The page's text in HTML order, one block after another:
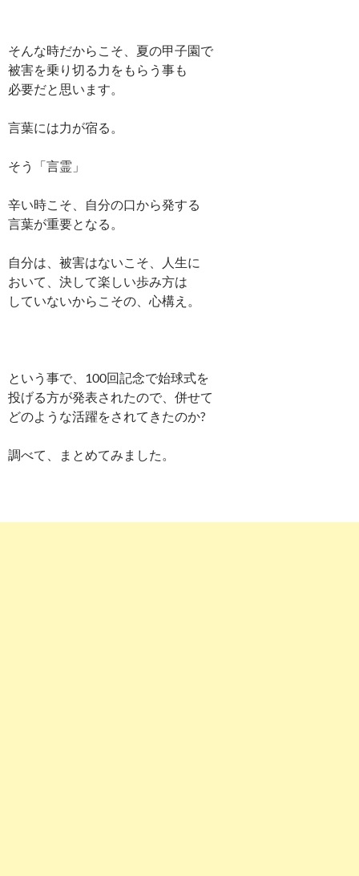
そんな時だからこそ、夏の甲子園で
被害を乗り切る力をもらう事も
必要だと思います。
言葉には力が宿る。
そう「言霊」
辛い時こそ、自分の口から発する
言葉が重要となる。
自分は、被害はないこそ、人生に
おいて、決して楽しい歩み方は
していないからこその、心構え。
という事で、100回記念で始球式を
投げる方が発表されたので、併せて
どのような活躍をされてきたのか?
調べて、まとめてみました。